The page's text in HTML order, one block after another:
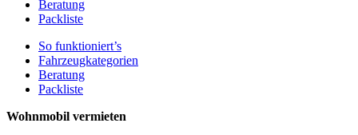
Beratung
Packliste
So funktioniert’s
Fahrzeugkategorien
Beratung
Packliste
Wohnmobil vermieten